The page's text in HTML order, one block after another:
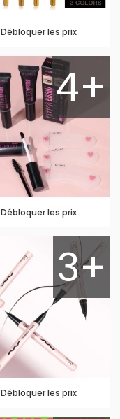
Débloquer les prix
4+
Débloquer les prix
3+
Débloquer les prix